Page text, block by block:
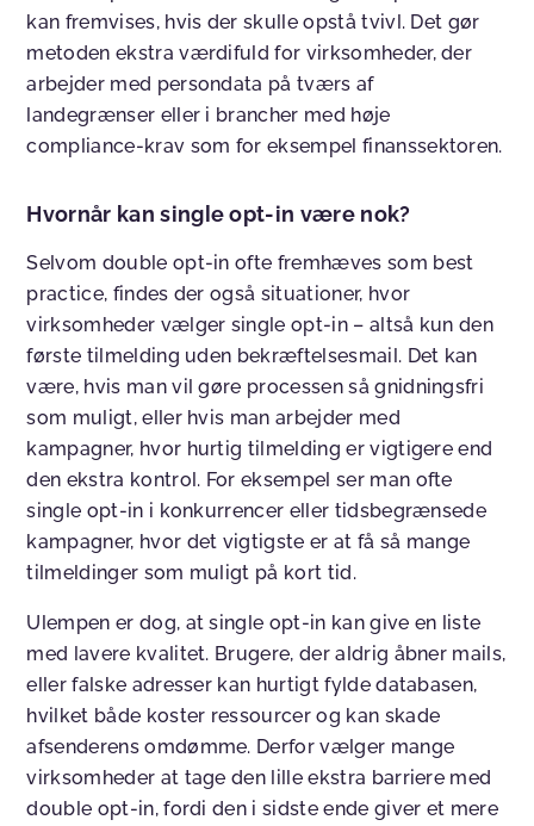
kan fremvises, hvis der skulle opstå tvivl. Det gør
metoden ekstra værdifuld for virksomheder, der
arbejder med persondata på tværs af
landegrænser eller i brancher med høje
compliance-krav som for eksempel finanssektoren.
Hvornår kan single opt-in være nok?
Selvom double opt-in ofte fremhæves som best
practice, findes der også situationer, hvor
virksomheder vælger single opt-in – altså kun den
første tilmelding uden bekræftelsesmail. Det kan
være, hvis man vil gøre processen så gnidningsfri
som muligt, eller hvis man arbejder med
kampagner, hvor hurtig tilmelding er vigtigere end
den ekstra kontrol. For eksempel ser man ofte
single opt-in i konkurrencer eller tidsbegrænsede
kampagner, hvor det vigtigste er at få så mange
tilmeldinger som muligt på kort tid.
Ulempen er dog, at single opt-in kan give en liste
med lavere kvalitet. Brugere, der aldrig åbner mails,
eller falske adresser kan hurtigt fylde databasen,
hvilket både koster ressourcer og kan skade
afsenderens omdømme. Derfor vælger mange
virksomheder at tage den lille ekstra barriere med
double opt-in, fordi den i sidste ende giver et mere